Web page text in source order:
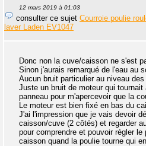
12 mars 2019 à 01:03
consulter ce sujet Courroie poulie
laver Laden EV1047
Donc non la cuve/caisson ne s'est
Sinon j'aurais remarqué de l'eau au
Aucun bruit particulier au niveau des
Juste un bruit de moteur qui
panneau pour m'apercevoir que la
Le moteur est bien fixé en bas du
J'ai l'impression que je vais devoir
caisson/cuve (2 côtés) et regarder
pour comprendre et pouvoir régler
caisson quand la poulie tourne qui